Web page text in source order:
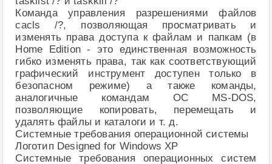
Команда управления разрешениями файлов
cacls /?, позволяющая просматривать и
изменять права доступа к файлам и папкам (в
Home Edition - это единственная возможность
гибко изменять права, так как соответствующий
графический инструмент доступен только в
безопасном режиме) а также команды,
аналогичные командам ОС MS-DOS,
позволяющие копировать, перемещать и
удалять файлы и каталоги и т. д.
Системные требования операционной системы
Логотип Designed for Windows XP
Системные требования операционных систем